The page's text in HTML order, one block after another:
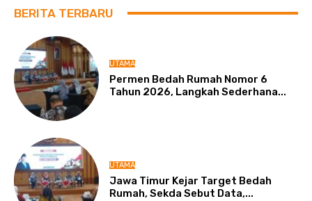
BERITA TERBARU
UTAMA
Permen Bedah Rumah Nomor 6
Tahun 2026, Langkah Sederhana...
UTAMA
Jawa Timur Kejar Target Bedah
Rumah, Sekda Sebut Data,...